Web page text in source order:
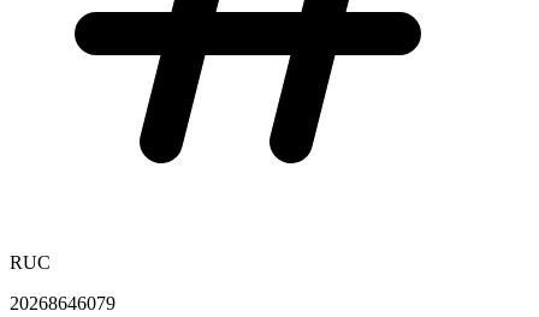
RUC
20268646079